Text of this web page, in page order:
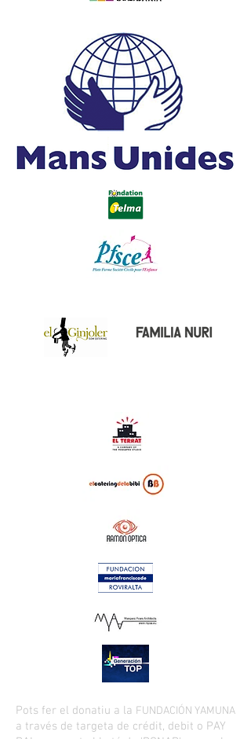
Pots fer el donatiu a la FUNDACIÓN YAMUNA
a través de targeta de crédit, debit o PAY